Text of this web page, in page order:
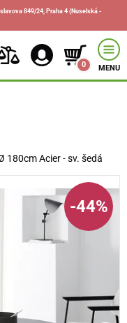
849/24, Praha 4 (Nuselská -
0 MENU
180cm Acier - sv. šedá
-44%